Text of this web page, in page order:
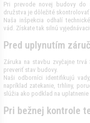
Pri prevode novej budovy do
družstva je dôležité
Naša inšpekcia odhalí
vád. Získate tak silnú
Pred uplynutím
Záruka na stavbu zvyčajne
preveriť stav budovy.
Naši odborníci identifikujú
napríklad zatekanie, trhliny,
slúžia ako podklad na
Pri bežnej kontrole